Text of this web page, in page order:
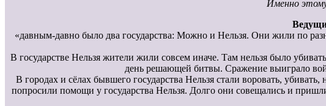
Именно
«давным-давно было два государства: Можно и Нельзя. Они жили по
В государстве Нельзя жители жили совсем иначе. Там нельзя было
день решающей битвы. Сражение выиграло
В городах и сёлах бывшего государства Нельзя стали воровать,
попросили помощи у государства Нельзя. Долго они совещались и